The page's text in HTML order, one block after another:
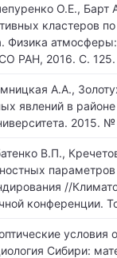
О.Е.,
кластеров
Физика
РАН, 2016. С. 125.
А.А.,
явлений в
2015.
В.П.,
//
конференции.
Сибири: